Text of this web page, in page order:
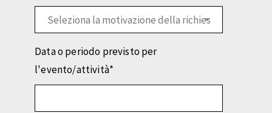
Data o periodo previsto per
l'evento/attività*